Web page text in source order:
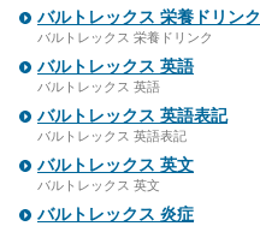
バルトレックス 栄養ドリンク
バルトレックス 栄養ドリンク
バルトレックス 英語
バルトレックス 英語
バルトレックス 英語表記
バルトレックス 英語表記
バルトレックス 英文
バルトレックス 英文
バルトレックス 炎症